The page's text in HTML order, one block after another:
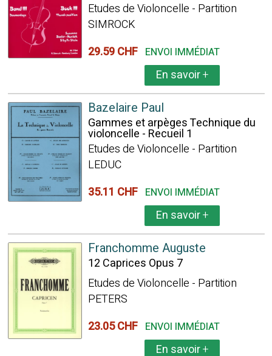
Etudes de Violoncelle - Partition
SIMROCK
29.59 CHF ENVOI IMMÉDIAT
En savoir+
Bazelaire Paul
Gammes et arpèges Technique du
violoncelle - Recueil 1
Etudes de Violoncelle - Partition
LEDUC
35.11 CHF ENVOI IMMÉDIAT
En savoir+
Franchomme Auguste
12 Caprices Opus 7
Etudes de Violoncelle - Partition
PETERS
23.05 CHF ENVOI IMMÉDIAT
En savoir+